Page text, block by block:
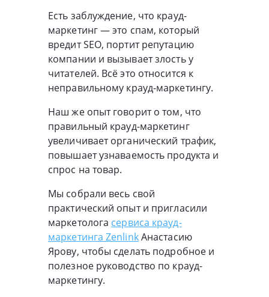
Есть заблуждение, что крауд-
маркетинг — это спам, который
вредит SЕО, портит репутацию
компании и вызывает злость у
читателей. Всё это относится к
неправильному крауд-маркетингу.
Наш же опыт говорит о том, что
правильный крауд-маркетинг
увеличивает органический трафик,
повышает узнаваемость продукта и
спрос на товар.
Мы собрали весь свой
практический опыт и пригласили
маркетолога сервиса крауд-
маркетинга ZenlinkАнастасию
Ярову, чтобы сделать подробное и
полезное руководство по крауд-
маркетингу.